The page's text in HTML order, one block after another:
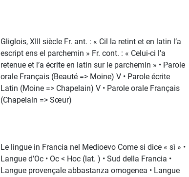
Gliglois, XIII siècle Fr. ant. : « Cil la retint et en latin l’a
escript ens el parchemin » Fr. cont. : « Celui-ci l’a
retenue et l’a écrite en latin sur le parchemin » • Parole
orale Français (Beauté => Moine) V • Parole écrite
Latin (Moine => Chapelain) V • Parole orale Français
(Chapelain => Sœur)
Le lingue in Francia nel Medioevo Come si dice « sì » •
Langue d’Oc • Oc < Hoc (lat. ) • Sud della Francia •
Langue provençale abbastanza omogenea • Langue